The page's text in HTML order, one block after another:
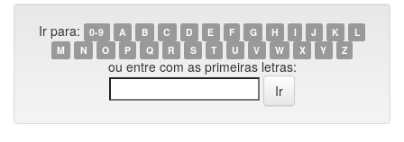
Ir para: 0-9 A B C D E F G H I J K
L
M
N O P Q R S T U V W X Y Z
ou entre com as primeiras letras: